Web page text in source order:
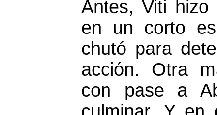
Antes, Viti
en un corto
chutó para
acción. Otra
con pase a